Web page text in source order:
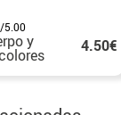
5.00
y 4.50€